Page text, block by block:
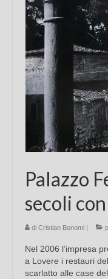
Palazzo
secoli
di Cristian Bonomi |
Nel 2006 l’impresa
a Lovere i restauri
scarlatto alle case